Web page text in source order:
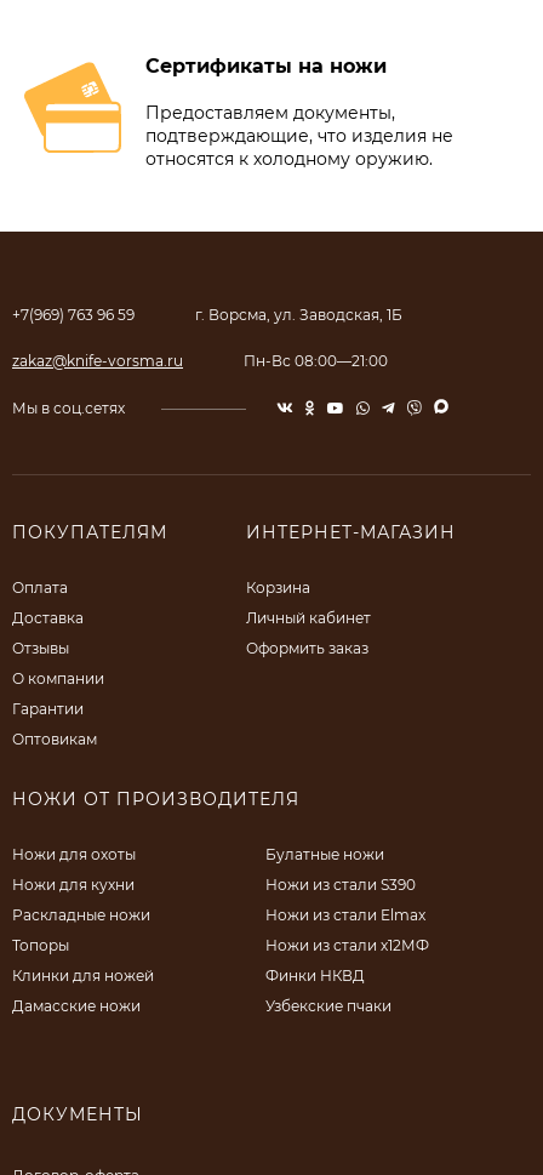
Сертификаты на ножи
Предоставляем документы,
подтверждающие, что изделия не
относятся к холодному оружию.
+7(969) 763 96 59 г. Ворсма, ул. Заводская, 1Б
zakaz@knife-vorsma.ru Пн-Вс 08:00—21:00
Мы в соц.сетях
ПОКУПАТЕЛЯМ
Оплата
Доставка
Отзывы
О компании
Гарантии
Оптовикам
ИНТЕРНЕТ-МАГАЗИН
Корзина
Личный кабинет
Оформить заказ
НОЖИ ОТ ПРОИЗВОДИТЕЛЯ
Ножи для охоты
Ножи для кухни
Раскладные ножи
Топоры
Клинки для ножей
Дамасские ножи
Булатные ножи
Ножи из стали S390
Ножи из стали Elmax
Ножи из стали х12МФ
Финки НКВД
Узбекские пчаки
ДОКУМЕНТЫ